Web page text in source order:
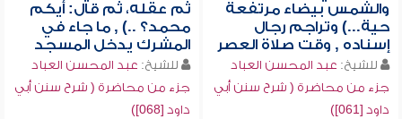
والشمس بيضاء مرتفعة
حية...) وتراجم رجال
إسناده , وقت صلاة العصر
للشيخ: عبد المحسن العباد
جزء من محاضرة ( شرح سنن أبي
داود [061])
ثم عقله، ثم قال: أيكم
محمد؟ ..) , ما جاء في
المشرك يدخل المسجد
للشيخ: عبد المحسن العباد
جزء من محاضرة ( شرح سنن أبي
داود [068])